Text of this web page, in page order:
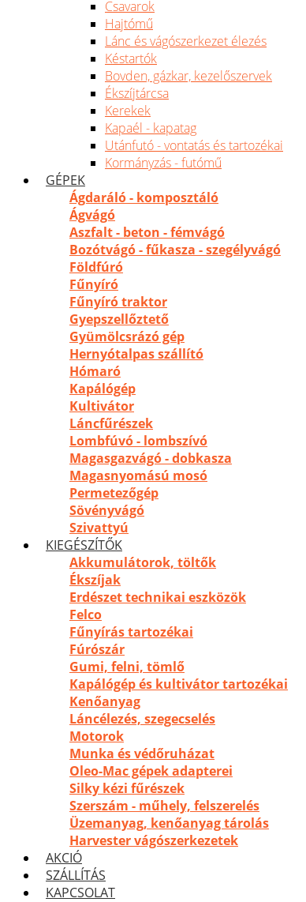
Csavarok
Hajtómű
Lánc és vágószerkezet élezés
Késtartók
Bovden, gázkar, kezelőszervek
Ékszíjtárcsa
Kerekek
Kapaél - kapatag
Utánfutó - vontatás és tartozékai
Kormányzás - futómű
GÉPEK
Ágdaráló - komposztáló
Ágvágó
Aszfalt - beton - fémvágó
Bozótvágó - fűkasza - szegélyvágó
Földfúró
Fűnyíró
Fűnyíró traktor
Gyepszellőztető
Gyümölcsrázó gép
Hernyótalpas szállító
Hómaró
Kapálógép
Kultivátor
Láncfűrészek
Lombfúvó - lombszívó
Magasgazvágó - dobkasza
Magasnyomású mosó
Permetezőgép
Sövényvágó
Szivattyú
KIEGÉSZÍTŐK
Akkumulátorok, töltők
Ékszíjak
Erdészet technikai eszközök
Felco
Fűnyírás tartozékai
Fúrószár
Gumi, felni, tömlő
Kapálógép és kultivátor tartozékai
Kenőanyag
Láncélezés, szegecselés
Motorok
Munka és védőruházat
Oleo-Mac gépek adapterei
Silky kézi fűrészek
Szerszám - műhely, felszerelés
Üzemanyag, kenőanyag tárolás
Harvester vágószerkezetek
AKCIÓ
SZÁLLÍTÁS
KAPCSOLAT